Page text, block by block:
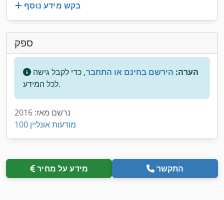
בקש מידע נוסף
ספק
הערה: הירשם בחינם או התחבר, כדי לקבל גישה
לכל המידע.
נרשם מאז: 2016
100 מודעות אונליין
מידע על מחיר התקשר